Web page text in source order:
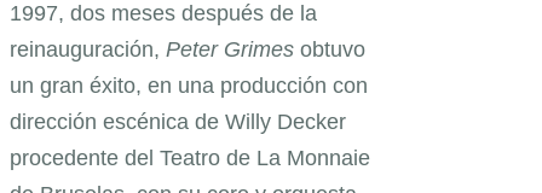
1997, dos meses después de la
reinauguración, Peter Grimes obtuvo
un gran éxito, en una producción con
dirección escénica de Willy Decker
procedente del Teatro de La Monnaie